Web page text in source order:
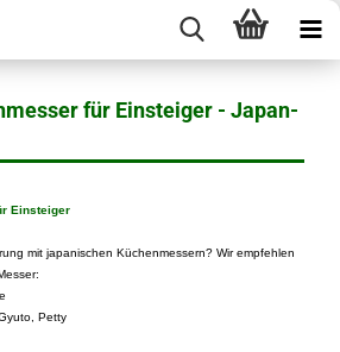
für Einsteiger - Japan-
Einsteiger
mit japanischen Küchenmessern? Wir empfehlen
Petty